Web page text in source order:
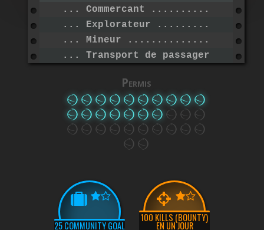
... Commercant
... Explorateur
... Mineur
... Transport de passagers
Permis
25 COMMUNITY GOAL
100 KILLS (BOUNTY)
EN UN JOUR